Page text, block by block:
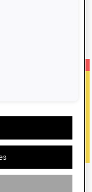
i Associats S.L.P